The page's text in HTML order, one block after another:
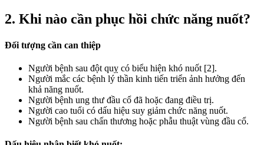
2. Khi nào cần phục hồi chức năng nuốt?
Đối tượng cần can thiệp
Người bệnh sau đột quỵ có biểu hiện khó nuốt [2].
Người mắc các bệnh lý thần kinh tiến triển ảnh hưởng đến
khả năng nuốt.
Người bệnh ung thư đầu cổ đã hoặc đang điều trị.
Người cao tuổi có dấu hiệu suy giảm chức năng nuốt.
Người bệnh sau chấn thương hoặc phẫu thuật vùng đầu cổ.